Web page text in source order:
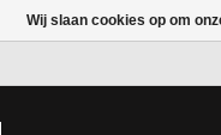
Wij slaan cookies op om